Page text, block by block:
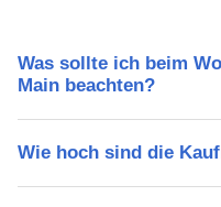
Was sollte ich beim
Main beachten?
Wie hoch sind die